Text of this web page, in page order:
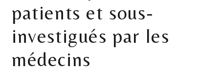
patients et sous-
investigués par les
médecins